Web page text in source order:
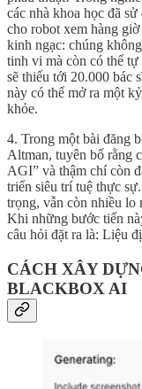
các nhà khoa học đã
cho robot xem hàng
kinh ngạc: chúng
tinh vi mà còn có thể
sẽ thiếu tới 20.000 bác
này có thể mở ra một
khỏe.
4. Trong một bài đăng
Altman, tuyên bố rằng
AGI” và thậm chí còn
triển siêu trí tuệ thực
trọng, vẫn còn nhiều lo
Khi những bước tiến
câu hỏi đặt ra là: Liệu
CÁCH XÂY
BLACKBOX AI